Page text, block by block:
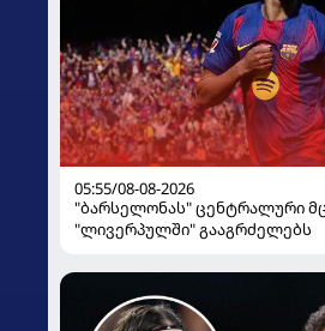
05:55/08-08-2026
"ბარსელონას" ცენტრალური
"ლივერპულში" გააგრძელებს